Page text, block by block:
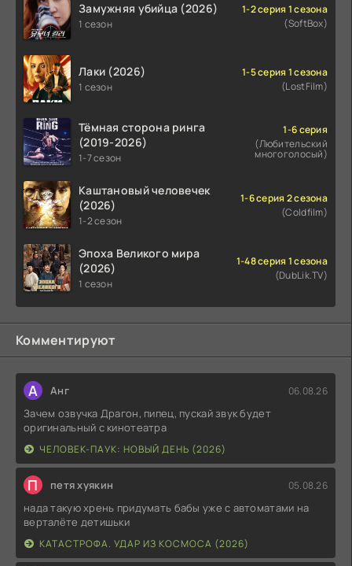
Замужняя убийца (2026)
1 сезон
1-2 серия 1 сезона
(SoftBox)
Лаки (2026)
1 сезон
1-5 серия 1 сезона
(LostFilm)
Тёмная сторона ринга
(2019-2026)
1-7 сезон
1-6 серия
(Любительский
многоголосый)
Каштановый человечек
(2026)
1-2 сезон
1-6 серия 2 сезона
(Coldfilm)
Эпоха Великого мира
(2026)
1 сезон
1-48 серия 1 сезона
(DubLik.TV)
Комментируют
А Анг 06.08.26
Зачем озвучка Драгон, пипец, пускай звук будет
оригинальный с кинотеатра
ЧЕЛОВЕК-ПАУК: НОВЫЙ ДЕНЬ (2026)
П петя хуякин 05.08.26
нада такую хрень придумать бабы уже с автоматами на
верталёте детишьки
КАТАСТРОФА. УДАР ИЗ КОСМОСА (2026)